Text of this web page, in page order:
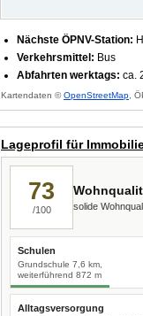
Nächste ÖPNV-Station:
Verkehrsmittel: Bus
Abfahrten werktags: ca.
Kartendaten ©OpenStreetMap ,
Lageprofil für
73
/100 solide
Schulen
Grundschule 7,6 km,
weiterführend 872 m
Alltagsversorgung